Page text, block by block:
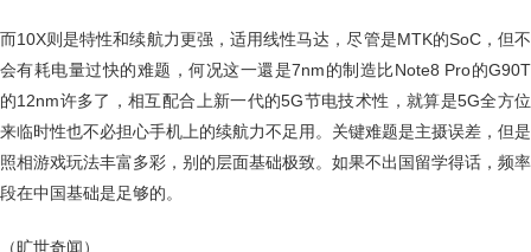
而10X则是特性和续航力更强，适用线性马达，尽管是MTK的SoC，但不
会有耗电量过快的难题，何况这一還是7nm的制造比Note8 Pro的G90T
的12nm许多了，相互配合上新一代的5G节电技术性，就算是5G全方位
来临时性也不必担心手机上的续航力不足用。关键难题是主摄误差，但是
照相游戏玩法丰富多彩，别的层面基础极致。如果不出国留学得话，频率
段在中国基础是足够的。
（旷世奇闻）